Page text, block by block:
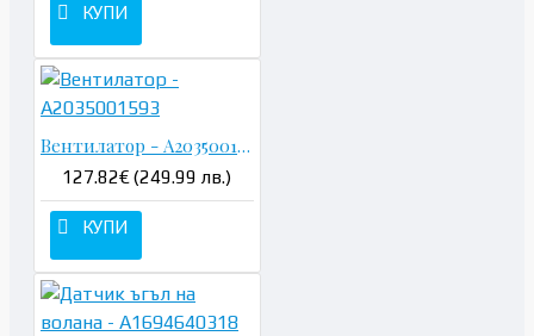
КУПИ
Вентилатор - A2035001593
127.82€ (249.99 лв.)
КУПИ